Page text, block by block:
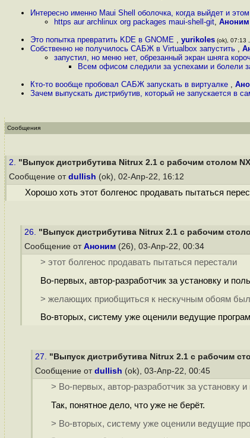
Интересно именно Maui Shell оболочка, когда выйдет и
https aur archlinux org packages maui-shell-git, Аноним
Это попытка превратить KDE в GNOME , yurikoles (ok), 07:13
Собственно не получилось САБЖ в Virtualbox запустить ,
запустил, но меню нет, обрезанный экран шняга короч
Всем офисом следили за успехами и болели
Кто-то вообще пробовал САБЖ запускать в виртуалке ,
Зачем выпускать дистрибутив, который не запускается в
Сообщения
2. "Выпуск дистрибутива Nitrux 2.1 с рабочим столом
Сообщение от dullish (ok), 02-Апр-22, 16:12
Хорошо хоть этот болгенос продавать пытаться
26. "Выпуск дистрибутива Nitrux 2.1 с рабочим
Сообщение от Аноним (26), 03-Апр-22, 00:34
> этот болгенос продавать пытаться перестали
Во-первых, автор-разработчик за установку и
> желающих приобщиться к нескучным обоям
Во-вторых, систему уже оценили ведущие
27. "Выпуск дистрибутива Nitrux 2.1 с рабочим
Сообщение от dullish (ok), 03-Апр-22, 00:45
> Во-первых, автор-разработчик за установку
Так, понятное дело, что уже не берёт.
> Во-вторых, систему уже оценили ведущие